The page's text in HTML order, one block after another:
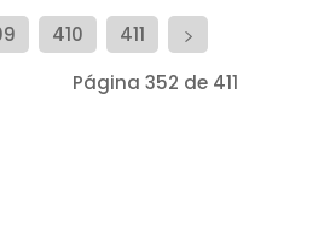
410
411
Página 352 de 411